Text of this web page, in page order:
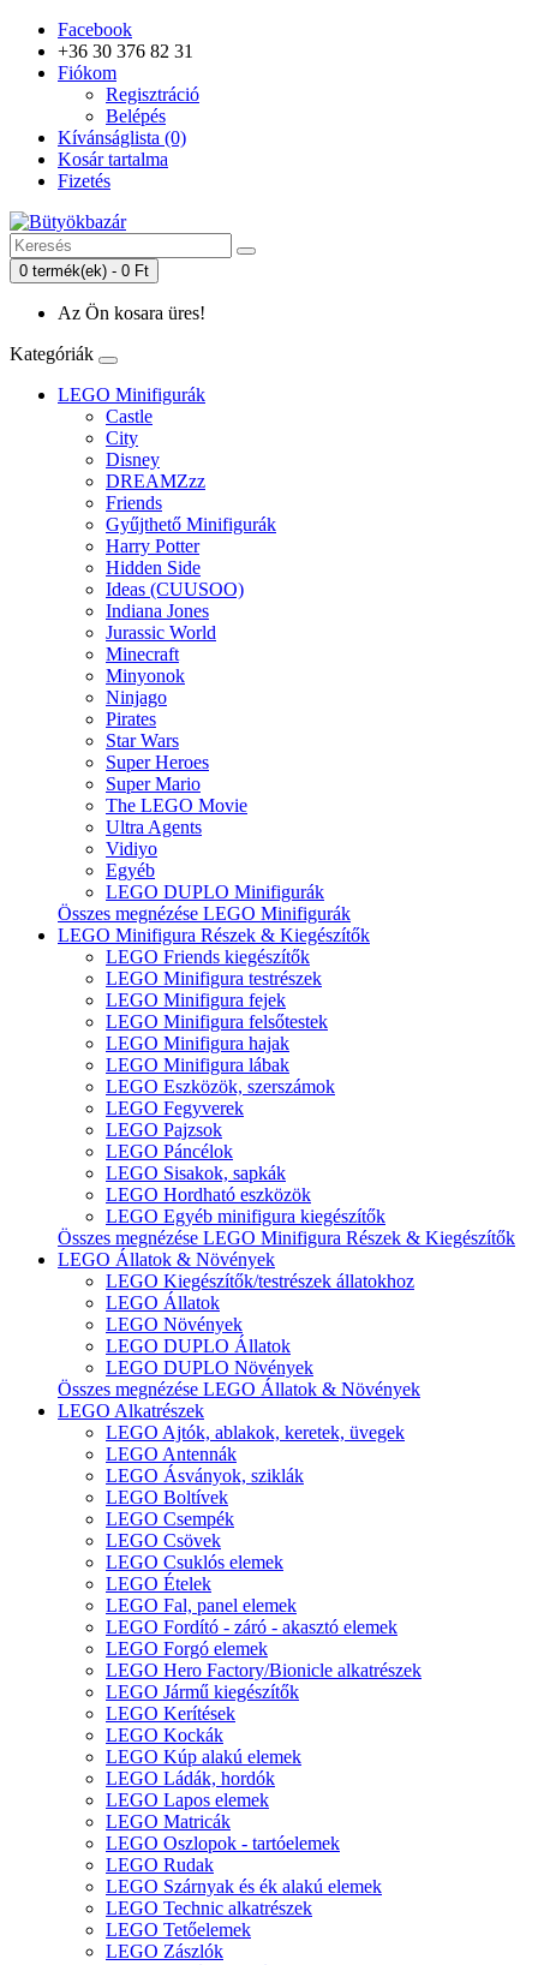
Facebook
+36 30 376 82 31
Fiókom
Regisztráció
Belépés
Kívánságlista (0)
Kosár tartalma
Fizetés
0 termék(ek) - 0 Ft
Az Ön kosara üres!
Kategóriák
LEGO Minifigurák
Castle
City
Disney
DREAMZzz
Friends
Gyűjthető Minifigurák
Harry Potter
Hidden Side
Ideas (CUUSOO)
Indiana Jones
Jurassic World
Minecraft
Minyonok
Ninjago
Pirates
Star Wars
Super Heroes
Super Mario
The LEGO Movie
Ultra Agents
Vidiyo
Egyéb
LEGO DUPLO Minifigurák
Összes megnézése LEGO Minifigurák
LEGO Minifigura Részek & Kiegészítők
LEGO Friends kiegészítők
LEGO Minifigura testrészek
LEGO Minifigura fejek
LEGO Minifigura felsőtestek
LEGO Minifigura hajak
LEGO Minifigura lábak
LEGO Eszközök, szerszámok
LEGO Fegyverek
LEGO Pajzsok
LEGO Páncélok
LEGO Sisakok, sapkák
LEGO Hordható eszközök
LEGO Egyéb minifigura kiegészítők
Összes megnézése LEGO Minifigura Részek & Kiegészítők
LEGO Állatok & Növények
LEGO Kiegészítők/testrészek állatokhoz
LEGO Állatok
LEGO Növények
LEGO DUPLO Állatok
LEGO DUPLO Növények
Összes megnézése LEGO Állatok & Növények
LEGO Alkatrészek
LEGO Ajtók, ablakok, keretek, üvegek
LEGO Antennák
LEGO Ásványok, sziklák
LEGO Boltívek
LEGO Csempék
LEGO Csövek
LEGO Csuklós elemek
LEGO Ételek
LEGO Fal, panel elemek
LEGO Fordító - záró - akasztó elemek
LEGO Forgó elemek
LEGO Hero Factory/Bionicle alkatrészek
LEGO Jármű kiegészítők
LEGO Kerítések
LEGO Kockák
LEGO Kúp alakú elemek
LEGO Ládák, hordók
LEGO Lapos elemek
LEGO Matricák
LEGO Oszlopok - tartóelemek
LEGO Rudak
LEGO Szárnyak és ék alakú elemek
LEGO Technic alkatrészek
LEGO Tetőelemek
LEGO Zászlók